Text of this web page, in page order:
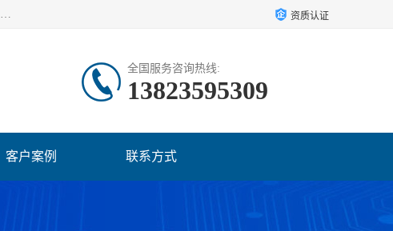
深圳市巨欣通讯技术有限公司是应用领域有：智能硬件Lora产品方案开发、智慧养老GPS定位心率血压产品开发等。本公司是一家民营高新技术企业、行业成员之一的智能硬件方案提供商，公司致力于为智能物联领域提供硬件解决方案。公司可满足不同类型客户采购需要，巨欣通讯切身体会客户对服务及时性的要求，建立了完善的售后服务系统，运用先进的互联网工具为客户提供及时、周到的服务！ 资质认证
全国服务咨询热线:
13823595309
客户案例 联系方式